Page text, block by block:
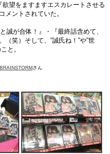
欲望をますますエスカレートさせる
メントされていた。
誠が合体！』・『最終話含めて、
笑）そして、”誠氏ね！”や”世
と。
BRAINSTORMさん